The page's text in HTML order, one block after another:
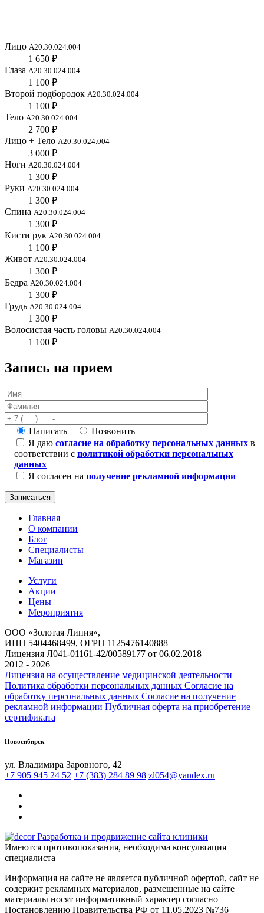
Лицо А20.30.024.004
1 650 ₽
Глаза А20.30.024.004
1 100 ₽
Второй подбородок А20.30.024.004
1 100 ₽
Тело А20.30.024.004
2 700 ₽
Лицо + Тело А20.30.024.004
3 000 ₽
Ноги А20.30.024.004
1 300 ₽
Руки А20.30.024.004
1 300 ₽
Спина А20.30.024.004
1 300 ₽
Кисти рук А20.30.024.004
1 100 ₽
Живот А20.30.024.004
1 300 ₽
Бедра А20.30.024.004
1 300 ₽
Грудь А20.30.024.004
1 300 ₽
Волосистая часть головы А20.30.024.004
1 100 ₽
Запись на прием
Написать
Позвонить
Я даю согласие на обработку персональных данных в
соответствии с политикой обработки персональных
данных
Я согласен на получение рекламной информации
Главная
О компании
Блог
Специалисты
Магазин
Услуги
Акции
Цены
Мероприятия
ООО «Золотая Линия»,
ИНН 5404468499, ОГРН 1125476140888
Лицензия Л041-01161-42/00589177 от 06.02.2018
2012 - 2026
Лицензия на осуществление медицинской деятельности
Политика обработки персональных данных Согласие на
обработку персональных данных Согласие на получение
рекламной информации Публичная оферта на приобретение
сертификата
Новосибирск
ул. Владимира Заровного, 42
+7 905 945 24 52 +7 (383) 284 89 98 zl054@yandex.ru
Разработка и продвижение сайта клиники
Имеются противопоказания, необходима консультация
специалиста
Информация на сайте не является публичной офертой, сайт не
содержит рекламных материалов, размещенные на сайте
материалы носят информативный характер согласно
Постановлению Правительства РФ от 11.05.2023 №736